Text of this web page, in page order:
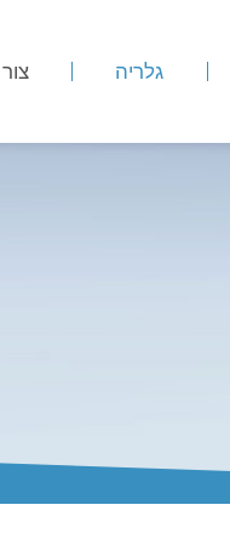
גלריה